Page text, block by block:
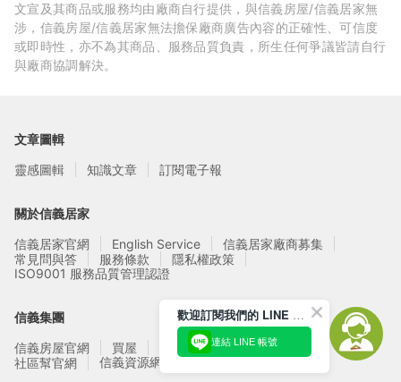
文宣及其商品或服務均由廠商自行提供，與信義房屋/信義居家無
涉，信義房屋/信義居家無法擔保廠商廣告內容的正確性、可信度
或即時性，亦不為其商品、服務品質負責，所生任何爭議皆請自行
與廠商協調解決。
文章圖輯
靈感圖輯
知識文章 訂閱電子報
關於信義居家
信義居家官網
English Service
信義居家廠商募集
常見問與答
服務條款
隱私權政策
ISO9001 服務品質管理認證
信義集團
信義房屋官網
買屋 租屋
實價登錄
社區幫官網
信義資源網站
歡迎訂閱我們的 LINE 官方帳號
連結 LINE 帳號